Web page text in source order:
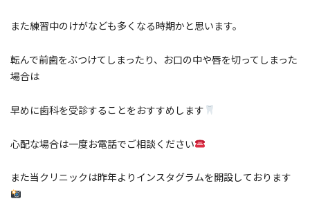
また練習中のけがなども多くなる時期かと思います。
転んで前歯をぶつけてしまったり、お口の中や唇を切ってしまった
場合は
早めに歯科を受診することをおすすめします
心配な場合は一度お電話でご相談ください
また当クリニックは昨年よりインスタグラムを開設しております